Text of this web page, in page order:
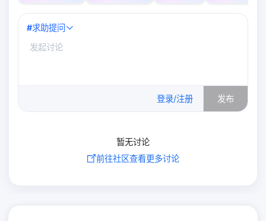
#求助提问
登录/注册 发布
暂无讨论
前往社区查看更多讨论